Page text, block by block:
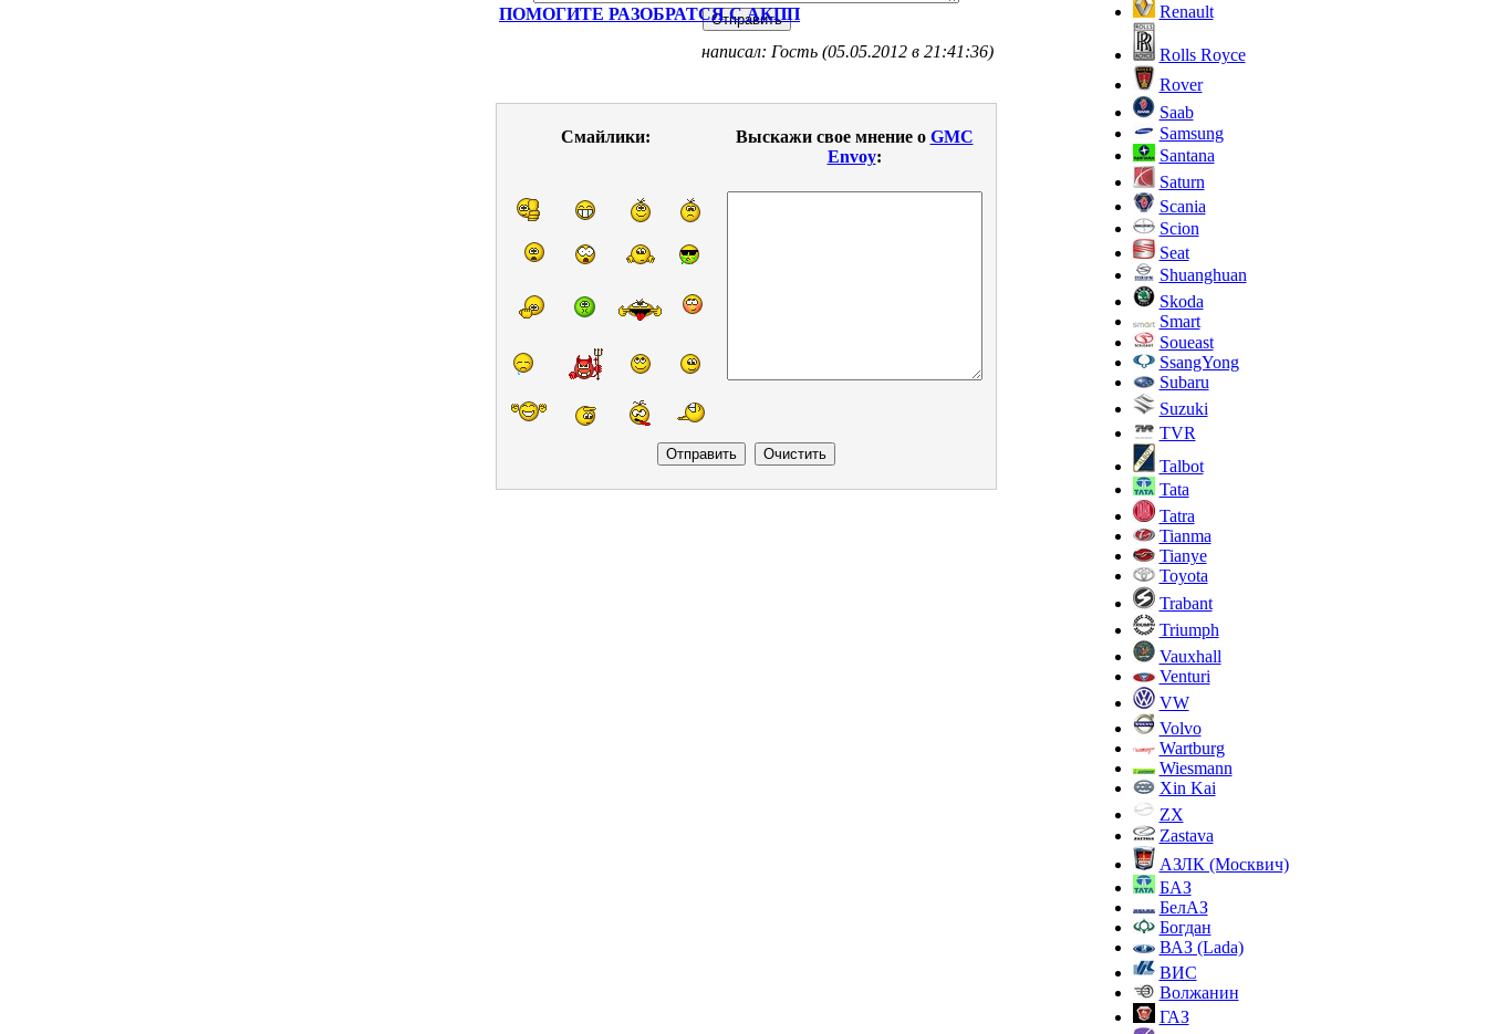
ПОМОГИТЕ РАЗОБРАТСЯ С АКПП
написал: Гость (05.05.2012 в 21:41:36)
Смайлики: Выскажи свое мнение о GMC
Envoy:
Renault
Rolls Royce
Rover
Saab
Samsung
Santana
Saturn
Scania
Scion
Seat
Shuanghuan
Skoda
Smart
Soueast
SsangYong
Subaru
Suzuki
TVR
Talbot
Tata
Tatra
Tianma
Tianye
Toyota
Trabant
Triumph
Vauxhall
Venturi
VW
Volvo
Wartburg
Wiesmann
Xin Kai
ZX
Zastava
АЗЛК (Москвич)
БАЗ
БелАЗ
Богдан
ВАЗ (Lada)
ВИС
Волжанин
ГАЗ